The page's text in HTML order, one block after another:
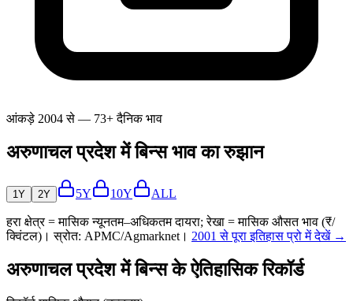
आंकड़े 2004 से — 73+ दैनिक भाव
अरुणाचल प्रदेश में बिन्स भाव का रुझान
1Y 2Y 5Y 10Y ALL
हरा क्षेत्र = मासिक न्यूनतम–अधिकतम दायरा; रेखा = मासिक औसत भाव (₹/
क्विंटल)। स्रोत: APMC/Agmarknet। 2001 से पूरा इतिहास प्रो में देखें →
अरुणाचल प्रदेश में बिन्स के ऐतिहासिक रिकॉर्ड